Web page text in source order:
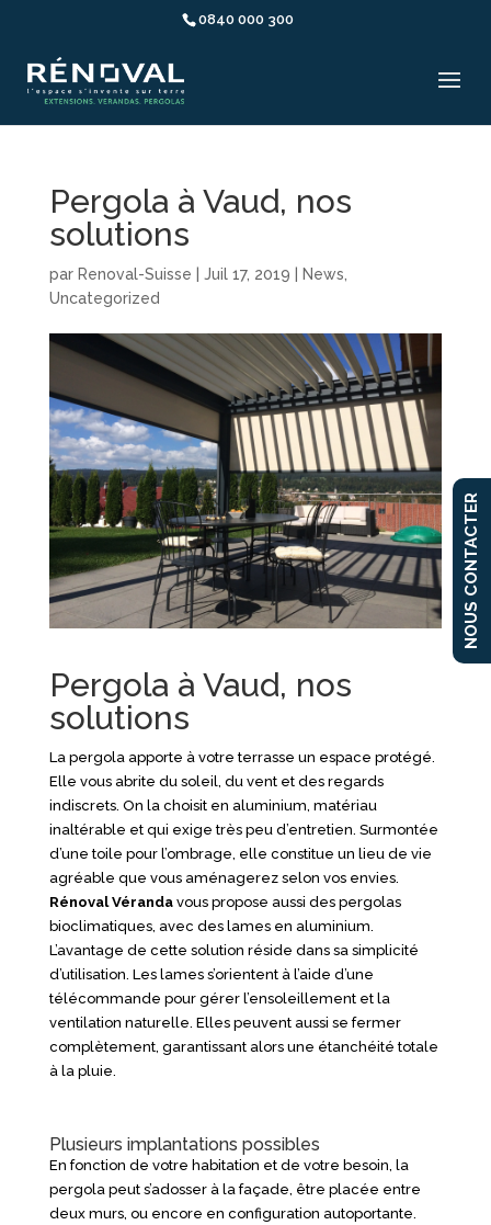
0840 000 300
Pergola à Vaud, nos
solutions
par Renoval-Suisse Juil 17, 2019 News
Uncategorized
Pergola à Vaud, nos
solutions
La pergola apporte à votre terrasse un espace protégé.
Elle vous abrite du soleil, du vent et des regards
indiscrets. On la choisit en aluminium, matériau
inaltérable et qui exige très peu d’entretien. Surmontée
d’une toile pour l’ombrage, elle constitue un lieu de vie
agréable que vous aménagerez selon vos envies.
Rénoval Vérandavous propose aussi des pergolas
bioclimatiques, avec des lames en aluminium.
L’avantage de cette solution réside dans sa simplicité
d’utilisation. Les lames s’orientent à l’aide d’une
télécommande pour gérer l’ensoleillement et la
ventilation naturelle. Elles peuvent aussi se fermer
complètement, garantissant alors une étanchéité totale
à la pluie.
Plusieurs implantations possibles
En fonction de votre habitation et de votre besoin, la
pergola peut s’adosser à la façade, être placée entre
deux murs, ou encore en configuration autoportante.
NOUS CONTACTER